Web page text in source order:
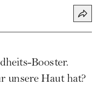
Booster.
unsere Haut hat?